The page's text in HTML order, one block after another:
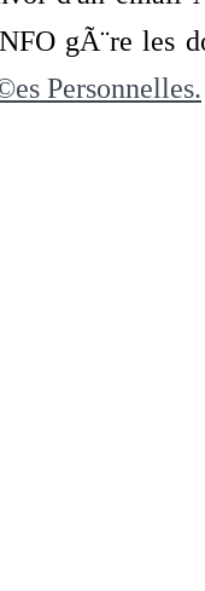
gÃ¨re les
Personnelles.